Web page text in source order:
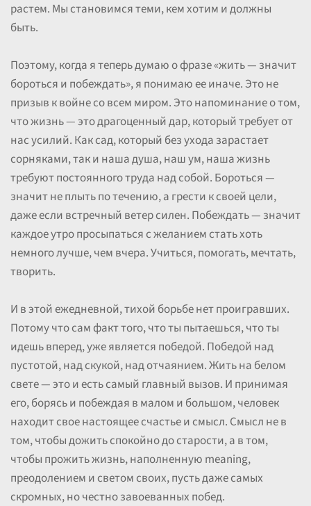
растем. Мы становимся теми, кем хотим и должны
быть.
Поэтому, когда я теперь думаю о фразе «жить — значит
бороться и побеждать», я понимаю ее иначе. Это не
призыв к войне со всем миром. Это напоминание о том,
что жизнь — это драгоценный дар, который требует от
нас усилий. Как сад, который без ухода зарастает
сорняками, так и наша душа, наш ум, наша жизнь
требуют постоянного труда над собой. Бороться —
значит не плыть по течению, а грести к своей цели,
даже если встречный ветер силен. Побеждать — значит
каждое утро просыпаться с желанием стать хоть
немного лучше, чем вчера. Учиться, помогать, мечтать,
творить.
И в этой ежедневной, тихой борьбе нет проигравших.
Потому что сам факт того, что ты пытаешься, что ты
идешь вперед, уже является победой. Победой над
пустотой, над скукой, над отчаянием. Жить на белом
свете — это и есть самый главный вызов. И принимая
его, борясь и побеждая в малом и большом, человек
находит свое настоящее счастье и смысл. Смысл не в
том, чтобы дожить спокойно до старости, а в том,
чтобы прожить жизнь, наполненную meaning,
преодолением и светом своих, пусть даже самых
скромных, но честно завоеванных побед.